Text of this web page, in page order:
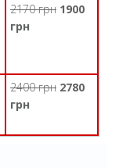
2170 грн 1900
грн
2400 грн 2780
грн